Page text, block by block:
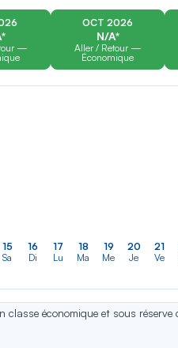
—
OCT 2026
N/A*
Aller / Retour —
Économique
15
Sa
16
Di
17
Lu
18
Ma
19
Me
20
Je
21
Ve
économique et sous